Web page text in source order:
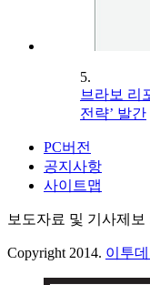
5.
브라보 리
전략’ 발간
PC버전
공지사항
사이트맵
보도자료 및 기사제보
Copyright 2014. 이투